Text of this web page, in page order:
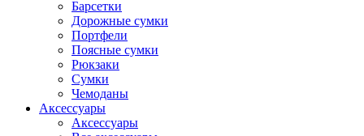
Барсетки
Дорожные сумки
Портфели
Поясные сумки
Рюкзаки
Сумки
Чемоданы
Аксессуары
Аксессуары